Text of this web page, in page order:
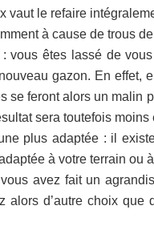
vaut le refaire
à cause de trous
vous êtes lassé de
gazon. En effet,
se feront alors un malin
sera toutefois moins
plus adaptée : il
à votre terrain ou
avez fait un
alors d’autre choix